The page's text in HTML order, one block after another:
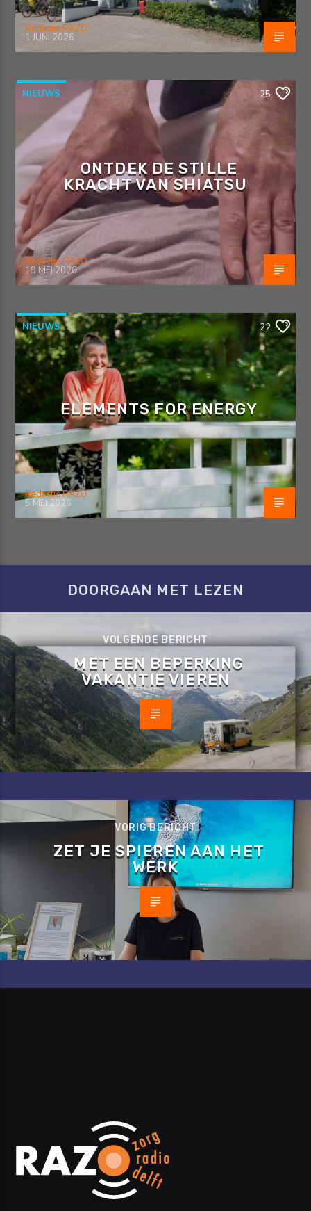
Redactie RAZO
1 JUNI 2026
NIEUWS 25
ONTDEK DE STILLE
KRACHT VAN SHIATSU
Redactie RAZO
19 MEI 2026
NIEUWS 22
ELEMENTS FOR ENERGY
Redactie RAZO
5 MEI 2026
DOORGAAN MET LEZEN
VOLGENDE BERICHT
MET EEN BEPERKING
VAKANTIE VIEREN
VORIG BERICHT
ZET JE SPIEREN AAN HET
WERK